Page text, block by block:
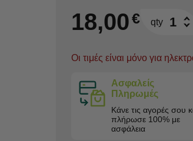
18,00€ qty
Oι τιμές είναι μόνο για
Ασφαλείς
Πληρωμές
Κάνε τις αγορές σου
πλήρωσε 100% με
ασφάλεια